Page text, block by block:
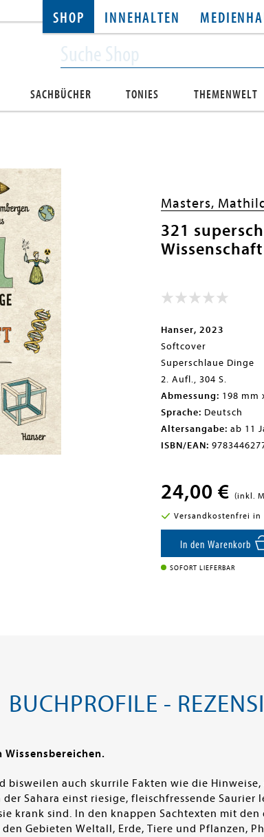
SHOP INNEHALTEN
SACHBÜCHER TONIES THEMENWELT
Masters,
321
Hanser, 2023
Softcover
Superschlaue Dinge
2. Aufl., 304 S.
Abmessung: 198 mm
Sprache: Deutsch
Altersangabe: ab 11
ISBN/EAN:
24,00 € (inkl.
Versandkostenfrei in
In den Warenkorb
SOFORT LIEFERBAR
BUCHPROFILE -
bisweilen auch skurrile Fakten wie die
Sahara einst riesige, fleischfressende Saurier
krank sind. In den knappen Sachtexten mit
Gebieten Weltall, Erde, Tiere und Pflanzen,